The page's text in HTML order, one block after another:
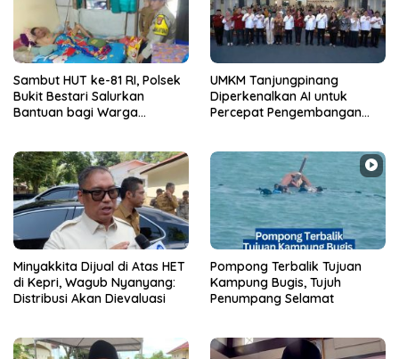
Sambut HUT ke-81 RI, Polsek
Bukit Bestari Salurkan
Bantuan bagi Warga
UMKM Tanjungpinang
Diperkenalkan AI untuk
Percepat Pengembangan
Minyakkita Dijual di Atas HET
di Kepri, Wagub Nyanyang:
Distribusi Akan Dievaluasi
Pompong Terbalik Tujuan
Kampung Bugis, Tujuh
Penumpang Selamat